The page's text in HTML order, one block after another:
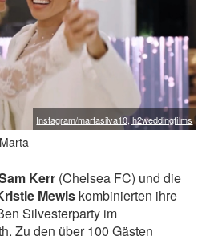
Instagram/martasilva10, h2weddingfilms
Kerr (Chelsea FC) und die
Mewis kombinierten ihre
Silvesterparty im
Zu den über 100 Gästen